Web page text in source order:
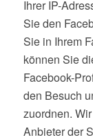
Ihrer IP-
Sie den
Sie in Ihrem
können Sie
Facebook-
den Besuch
zuordnen.
Anbieter der